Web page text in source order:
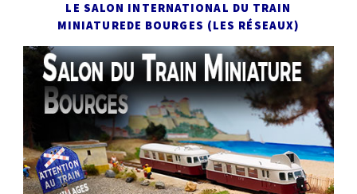
LE SALON INTERNATIONAL DU TRAIN
MINIATUREDE BOURGES (LES RÉSEAUX)